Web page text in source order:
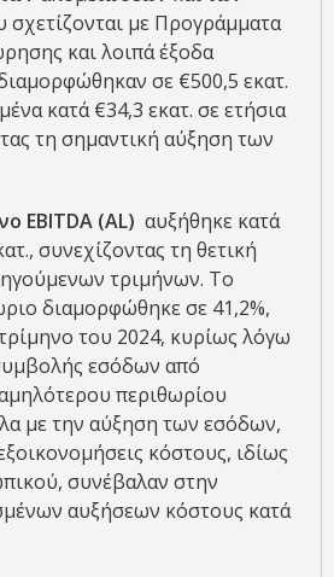
με Προγράμματα
και λοιπά έξοδα
σε €500,5 εκατ.
κατά €34,3 εκατ. σε ετήσια
τη σημαντική αύξηση των
EBITDA (AL) αυξήθηκε κατά
συνεχίζοντας τη θετική
τριμήνων. Το
διαμορφώθηκε σε 41,2%,
τρίμηνο του 2024, κυρίως λόγω
εσόδων από
περιθωρίου
με την αύξηση των εσόδων,
κόστους, ιδίως
συνέβαλαν στην
αυξήσεων κόστους κατά